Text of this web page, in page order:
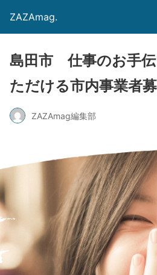
ZAZAmag.
島田市 仕事のお手
ただける市内事業者募
ZAZAmag編集部